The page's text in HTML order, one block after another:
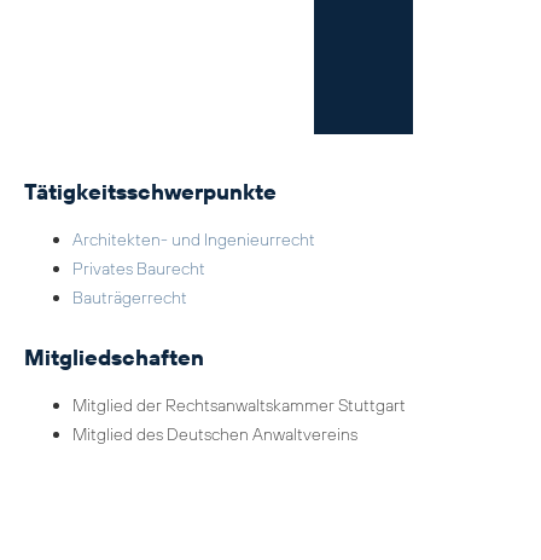
Tätigkeitsschwerpunkte
Architekten- und Ingenieurrecht
Privates Baurecht
Bauträgerrecht
Mitgliedschaften
Mitglied der Rechtsanwaltskammer Stuttgart
Mitglied des Deutschen Anwaltvereins